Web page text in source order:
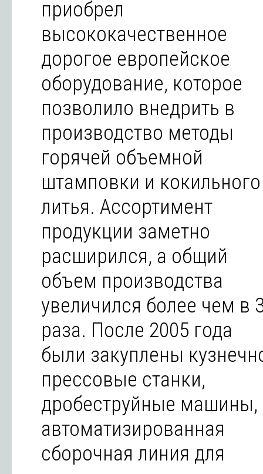
приобрел
высококачественное
дорогое европейское
оборудование, которое
позволило внедрить в
производство методы
горячей объемной
штамповки и кокильного
литья. Ассортимент
продукции заметно
расширился, а общий
объем производства
увеличился более чем в
раза. После 2005 года
были закуплены
прессовые станки,
дробеструйные машины,
автоматизированная
сборочная линия для